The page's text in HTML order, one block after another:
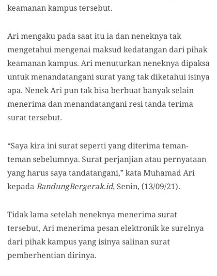
keamanan kampus tersebut.
Ari mengaku pada saat itu ia dan neneknya tak
mengetahui mengenai maksud kedatangan dari pihak
keamanan kampus. Ari menuturkan neneknya dipaksa
untuk menandatangani surat yang tak diketahui isinya
apa. Nenek Ari pun tak bisa berbuat banyak selain
menerima dan menandatangani resi tanda terima
surat tersebut.
“Saya kira ini surat seperti yang diterima teman-
teman sebelumnya. Surat perjanjian atau pernyataan
yang harus saya tandatangani,” kata Muhamad Ari
kepadaBandungBergerak.id, Senin, (13/09/21).
Tidak lama setelah neneknya menerima surat
tersebut, Ari menerima pesan elektronik ke surelnya
dari pihak kampus yang isinya salinan surat
pemberhentian dirinya.